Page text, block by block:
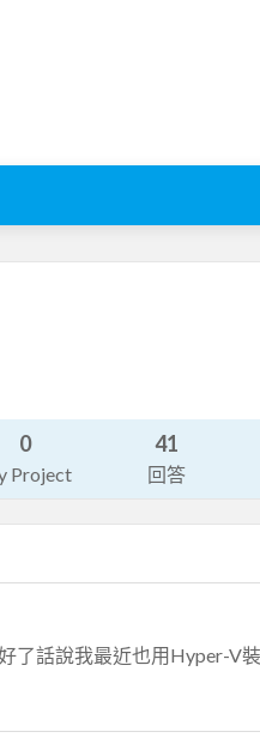
0
Project
41
回答